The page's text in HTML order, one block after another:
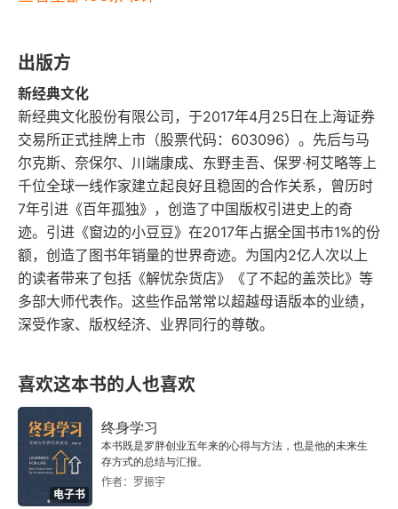
机会可能在哪里？
第8章 工作：百万富翁与继承人
只有变化才是可预见的
个体经营的专业人士，还是其他企业主？
“乏味无聊”的企业和富人
冒险，还是自由？
致谢
根据住宅区选择目标
根据职业选择目标
附录2：个体经营的百万富翁的行业或职业
精神的慰藉，心理安慰。经商自我奋斗，实在是太
是一条孤独前行的道路。・华人几千来首次大多数
人有 “躺平” 的资格，如何保住财富才是要学习的课
题。考公热潮是华人社会特有的，都是源于对保有
财富的不安。富二代的洛克菲勒家族的使命就不是
敛财了，而是散财，所谓富不过三代，曾国藩的家
训强调的是读书。因为税务的原因，未来如果资本
放松管制，中国会成为世界富裕人士移民天堂。
出版方
新经典文化
新经典文化股份有限公司，于2017年4月25日在上海证券
交易所正式挂牌上市（股票代码：603096）。先后与马
尔克斯、奈保尔、川端康成、东野圭吾、保罗·柯艾略等上
千位全球一线作家建立起良好且稳固的合作关系，曾历时
7年引进《百年孤独》，创造了中国版权引进史上的奇
迹。引进《窗边的小豆豆》在2017年占据全国书市1%的份
额，创造了图书年销量的世界奇迹。为国内2亿人次以上
的读者带来了包括《解忧杂货店》《了不起的盖茨比》等
多部大师代表作。这些作品常常以超越母语版本的业绩，
深受作家、版权经济、业界同行的尊敬。
喜欢这本书的人也喜欢
电子书
终身学习
本书既是罗胖创业五年来的心得与方法，也是他的未来生
存方式的总结与汇报。
作者：罗振宇